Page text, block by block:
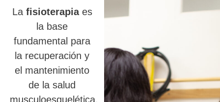
La fisioterapiaes
la base
fundamental para
la recuperación y
el mantenimiento
de la salud
musculoesquelética.